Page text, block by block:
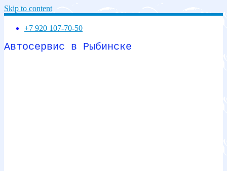
Skip to content
+7 920 107-70-50
Автосервис в Рыбинске